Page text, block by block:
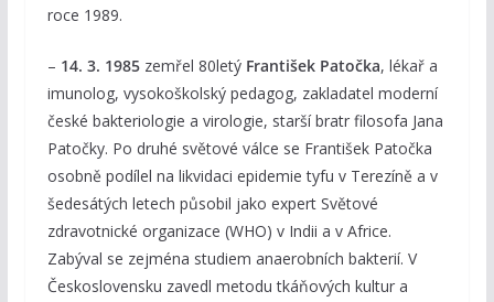
roce 1989.
– 14. 3. 1985zemřel 80letý František Patočka, lékař a
imunolog, vysokoškolský pedagog, zakladatel moderní
české bakteriologie a virologie, starší bratr filosofa Jana
Patočky. Po druhé světové válce se František Patočka
osobně podílel na likvidaci epidemie tyfu v Terezíně a v
šedesátých letech působil jako expert Světové
zdravotnické organizace (WHO) v Indii a v Africe.
Zabýval se zejména studiem anaerobních bakterií. V
Československu zavedl metodu tkáňových kultur a